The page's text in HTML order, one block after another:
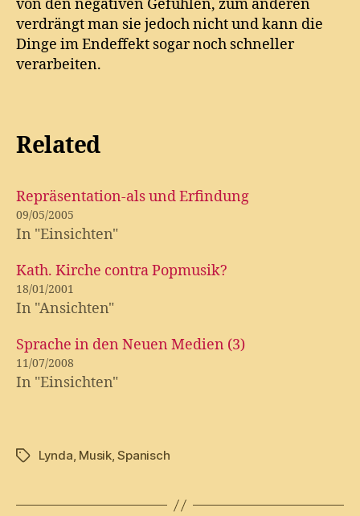
von den negativen Gefühlen, zum anderen
verdrängt man sie jedoch nicht und kann die
Dinge im Endeffekt sogar noch schneller
verarbeiten.
Related
Repräsentation-als und Erfindung
09/05/2005
In "Einsichten"
Kath. Kirche contra Popmusik?
18/01/2001
In "Ansichten"
Sprache in den Neuen Medien (3)
11/07/2008
In "Einsichten"
TagsLynda, Musik,Spanisch